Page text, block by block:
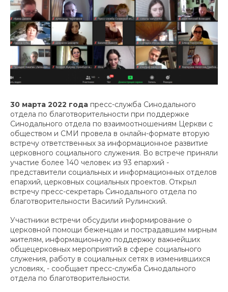
30 марта 2022 года пресс-служба Синодального
отдела по благотворительности при поддержке
Синодального отдела по взаимоотношениям Церкви с
обществом и СМИ провела в онлайн-формате вторую
встречу ответственных за информационное развитие
церковного социального служения. Во встрече приняли
участие более 140 человек из 93 епархий -
представители социальных и информационных отделов
епархий, церковных социальных проектов. Открыл
встречу пресс-секретарь Синодального отдела по
благотворительности Василий Рулинский.
Участники встречи обсудили информирование о
церковной помощи беженцам и пострадавшим мирным
жителям, информационную поддержку важнейших
общецерковных мероприятий в сфере социального
служения, работу в социальных сетях в изменившихся
условиях, - сообщает пресс-служба Синодального
отдела по благотворительности.